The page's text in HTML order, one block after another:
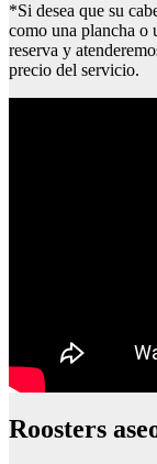
*Si desea que su
como una plancha o
reserva y
precio del servicio.
Roosters